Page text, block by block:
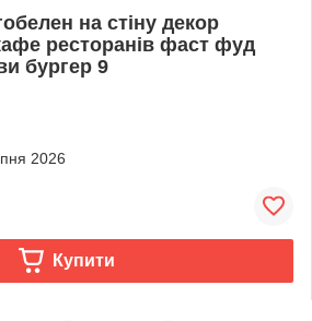
на стіну декор
ресторанів фаст фуд
бургер 9
2026
Купити